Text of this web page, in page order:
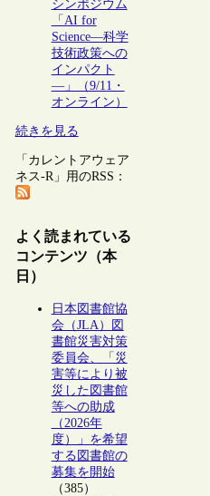
シンポジウム
「AI for
Science―科学
技術政策への
インパクト
―」（9/11・
オンライン）
続きを見る
「カレントアウェア
ネス-R」用のRSS：
よく読まれている
コンテンツ（本
日）
日本図書館協
会（JLA）図
書館災害対策
委員会、「災
害等により被
災した図書館
等への助成
（2026年
度）」を希望
する図書館の
募集を開始
（385）